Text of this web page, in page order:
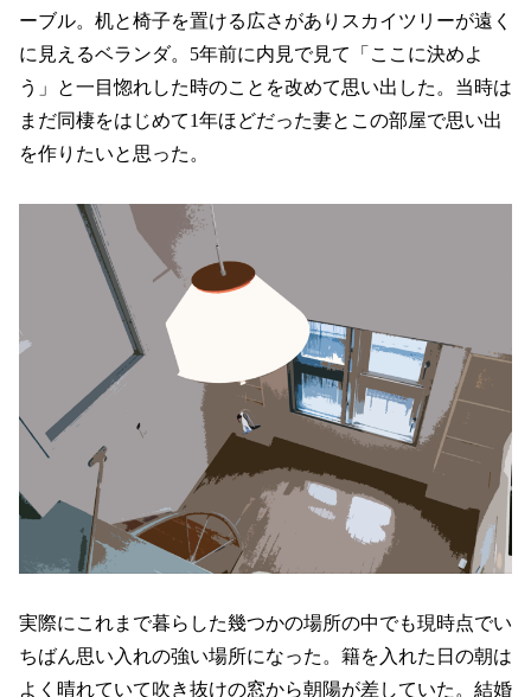
ーブル。机と椅子を置ける広さがありスカイツリーが遠く
に見えるベランダ。5年前に内見で見て「ここに決めよ
う」と一目惚れした時のことを改めて思い出した。当時は
まだ同棲をはじめて1年ほどだった妻とこの部屋で思い出
を作りたいと思った。
実際にこれまで暮らした幾つかの場所の中でも現時点でい
ちばん思い入れの強い場所になった。籍を入れた日の朝は
よく晴れていて吹き抜けの窓から朝陽が差していた。結婚